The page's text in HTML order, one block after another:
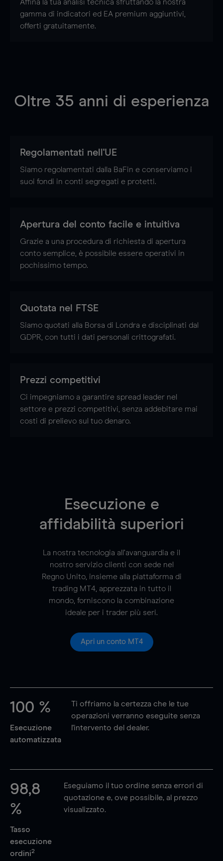
Affina la tua analisi tecnica sfruttando la nostra
gamma di indicatori ed EA premium aggiuntivi,
offerti gratuitamente.
Oltre 35 anni di esperienza
Regolamentati nell'UE
Siamo regolamentati dalla BaFin e conserviamo i
suoi fondi in conti segregati e protetti.
Apertura del conto facile e intuitiva
Grazie a una procedura di richiesta di apertura
conto semplice, è possibile essere operativi in
pochissimo tempo.
Quotata nel FTSE
Siamo quotati alla Borsa di Londra e disciplinati dal
GDPR, con tutti i dati personali crittografati.
Prezzi competitivi
Ci impegniamo a garantire spread leader nel
settore e prezzi competitivi, senza addebitare mai
costi di prelievo sul tuo denaro.
Esecuzione e
affidabilità superiori
La nostra tecnologia all’avanguardia e il
nostro servizio clienti con sede nel
Regno Unito, insieme alla piattaforma di
trading MT4, apprezzata in tutto il
mondo, forniscono la combinazione
ideale per i trader più seri.
Apri un conto MT4
100 %
Esecuzione
automatizzata
Ti offriamo la certezza che le tue
operazioni verranno eseguite senza
l'intervento del dealer.
98,8
%
Tasso
esecuzione
ordini2
Eseguiamo il tuo ordine senza errori di
quotazione e, ove possibile, al prezzo
visualizzato.